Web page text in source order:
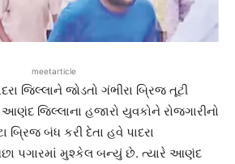
meetarticle
જિલ્લાને જોડતો ગંભીરા બ્રિજ તૂટી
જિલ્લાના હજારો યુવકોને રોજગારીનો
બ્રિજ બંધ કરી દેતા હવે પાદરા
પગારમાં મુશ્કેલ બન્યું છે. ત્યારે આણંદ